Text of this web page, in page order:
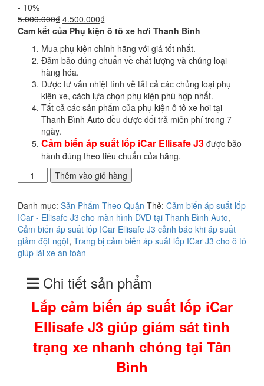
- 10%
5.000.000₫ Giá
gốc
5.000.000₫.
4.500.000₫Giá
hiện
là:
4.500.000₫.
Cam kết của Phụ kiện ô tô xe hơi Thanh Bình
Mua phụ kiện chính hãng với giá tốt nhất.
Đảm bảo đúng chuẩn về chất lượng và chủng loại
hàng hóa.
Được tư vấn nhiệt tình về tất cả các chủng loại phụ
kiện xe, cách lựa chọn phụ kiện phù hợp nhất.
Tất cả các sản phẩm của phụ kiện ô tô xe hơi tại
Thanh Bình Auto đều được đổi trả miễn phí trong 7
ngày.
Cảm biến áp suất lốp iCar Ellisafe J3 được bảo
hành đúng theo tiêu chuẩn của hãng.
Lắp
cảm
áp
suất
lốp
iCar
Ellisafe
giúp
giám
tình
trạng
nhanh
Thêm vào giỏ hàng
Danh mục: Sản Phẩm Theo Quận Thẻ: Cảm biến áp suất lốp
ICar - Ellisafe J3 cho màn hình DVD tại Thanh Bình Auto,
Cảm biến áp suất lốp ICar Ellisafe J3 cảnh báo khi áp suất
giảm đột ngột, Trang bị cảm biến áp suất lốp ICar J3 cho ô tô
giúp lái xe an toàn
Chi tiết sản phẩm
Lắp cảm biến áp suất lốp iCar
Ellisafe J3 giúp giám sát tình
trạng xe nhanh chóng tại Tân
Bình